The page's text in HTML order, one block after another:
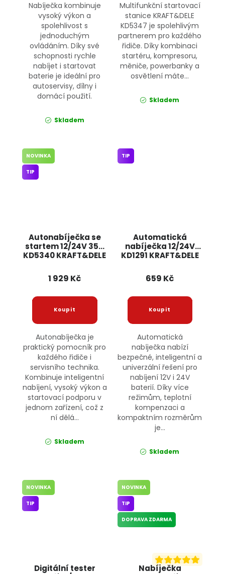
Nabíječka kombinuje
vysoký výkon a
spolehlivost s
jednoduchým
ovládáním. Díky své
schopnosti rychle
nabíjet i startovat
baterie je ideální pro
autoservisy, dílny i
domácí použití.
Skladem
Multifunkční startovací
stanice KRAFT&DELE
KD5347 je spolehlivým
partnerem pro každého
řidiče. Díky kombinaci
startéru, kompresoru,
měniče, powerbanky a
osvětlení máte...
Skladem
Autonabíječka se
startem 12/24V 35A
KD5340 KRAFT&DELE
NOVINKA
TIP
1 929 Kč
Autonabíječka je
praktický pomocník pro
každého řidiče i
servisního technika.
Kombinuje inteligentní
nabíjení, vysoký výkon a
startovací podporu v
jednom zařízení, což z
ní dělá...
Skladem
Automatická
nabíječka 12/24V
KD1291 KRAFT&DELE
TIP
659 Kč
Automatická
nabíječka nabízí
bezpečné, inteligentní a
univerzální řešení pro
nabíjení 12V i 24V
baterií. Díky více
režimům, teplotní
kompenzaci a
kompaktním rozměrům
je...
Skladem
Digitální tester
NOVINKA
TIP
Nabíječka
NOVINKA
TIP
DOPRAVA ZDARMA